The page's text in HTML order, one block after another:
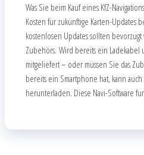
Was Sie beim Kauf eines KfZ-
Kosten für zukünftige Karten-Updates
kostenlosen Updates sollten
Zubehörs. Wird bereits ein Ladekabel
mitgeliefert – oder müssen Sie das
bereits ein Smartphone hat, kann
herunterladen. Diese Navi-Software